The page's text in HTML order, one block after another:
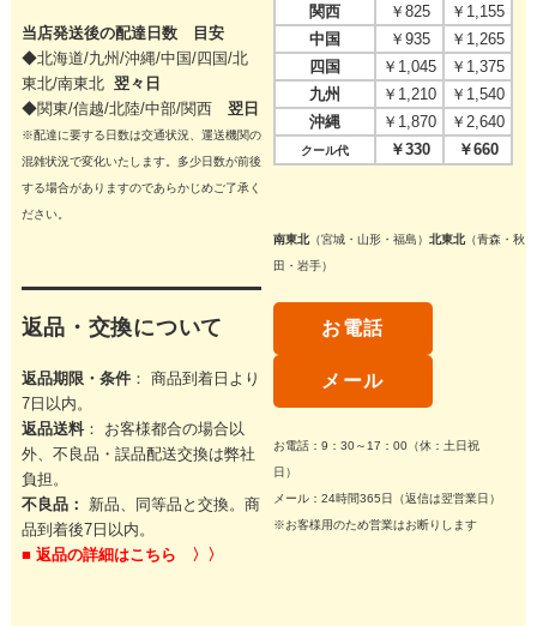
当店発送後の配達日数 目安
◆北海道/九州/沖縄/中国/四国/北
東北/南東北 翌々日
◆関東/信越/北陸/中部/関西 翌日
※配達に要する日数は交通状況、運送機関の
混雑状況で変化いたします。多少日数が前後
する場合がありますのであらかじめご了承く
ださい。
返品・交換について
返品期限・条件： 商品到着日より
7日以内。
返品送料： お客様都合の場合以
外、不良品・誤品配送交換は弊社
負担。
不良品：
新品、同等品と交換。商
品到着後7日以内。
■ 返品の詳細はこちら 〉〉
関西 ￥825
￥1,155
中国
￥935
￥1,265
四国
￥1,045
￥1,375
九州
￥1,210
￥1,540
沖縄
￥1,870 ￥2,640
クール代 ￥330 ￥660
南東北（宮城・山形・福島）北東北（青森・秋
田・岩手）
お電話
メール
お電話：9：30～17：00（休：土日祝
日）
メール：24時間365日（返信は翌営業日）
※お客様用のため営業はお断りします